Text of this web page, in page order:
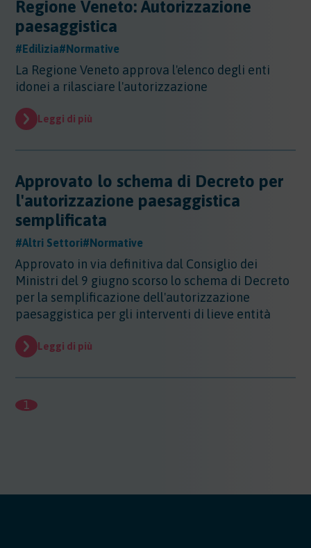
Regioni - Molise
Regioni - Piemonte
Regioni - Puglia
Regioni - Sardegna
Regioni - Sicilia
Regioni - Trentino Alto Adige
Sicurezza - Rischio cancerogeno/mutageno
Sicurezza - Stress Lavoro-Correlato
Sicurezza - Seveso
Sicurezza - Prevenzione incendi
Sicurezza - Rumore
Sicurezza - Radiazioni ottiche
Sostanze - GHS/CLP/REACH
Trasporti
Regione Veneto: Autorizzazione
paesaggistica
#Edilizia#Normative
La Regione Veneto approva l'elenco degli enti
idonei a rilasciare l'autorizzazione
Leggi di più
Approvato lo schema di Decreto per
l'autorizzazione paesaggistica
semplificata
#Altri Settori#Normative
Approvato in via definitiva dal Consiglio dei
Ministri del 9 giugno scorso lo schema di Decreto
per la semplificazione dell'autorizzazione
paesaggistica per gli interventi di lieve entità
Leggi di più
1